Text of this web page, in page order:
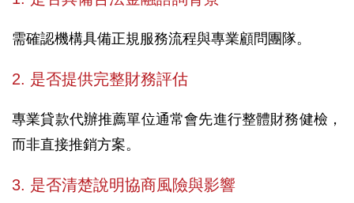
需確認機構具備正規服務流程與專業顧問團隊。
2. 是否提供完整財務評估
專業貸款代辦推薦單位通常會先進行整體財務健檢，
而非直接推銷方案。
3. 是否清楚說明協商風險與影響